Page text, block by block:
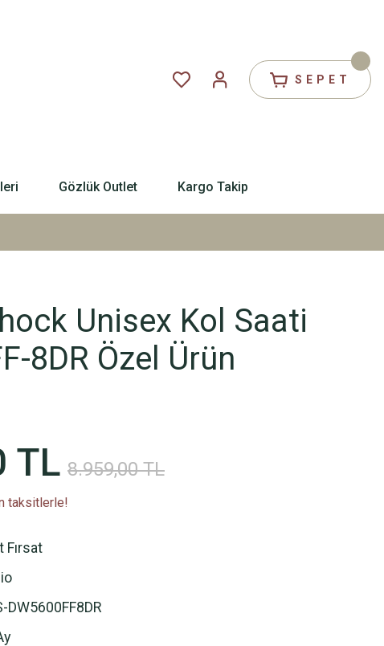
SEPET
Gözlük Outlet Kargo Takip
Unisex Kol Saati
8DR Özel Ürün
TL 8.959,00 TL
taksitlerle!
Fırsat
DW5600FF8DR